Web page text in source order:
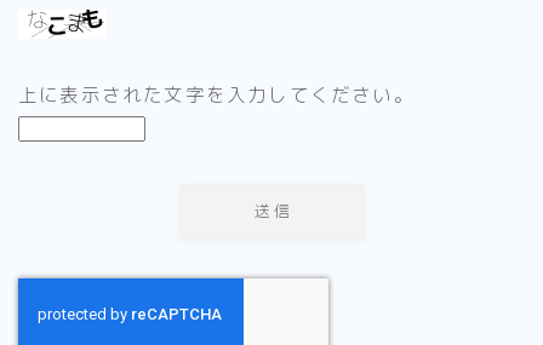
上に表示された文字を入力してください。